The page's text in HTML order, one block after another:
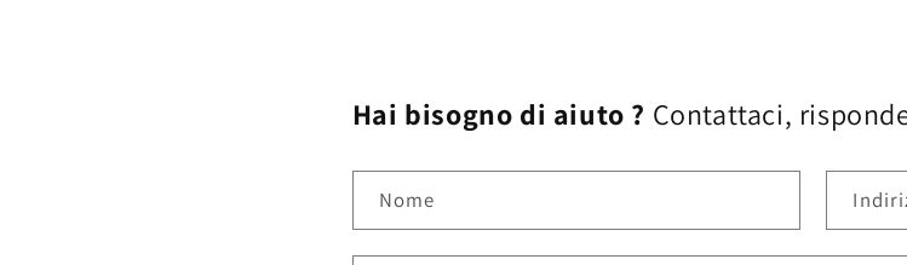
Hai bisogno di aiuto ? Contattaci,
Nome